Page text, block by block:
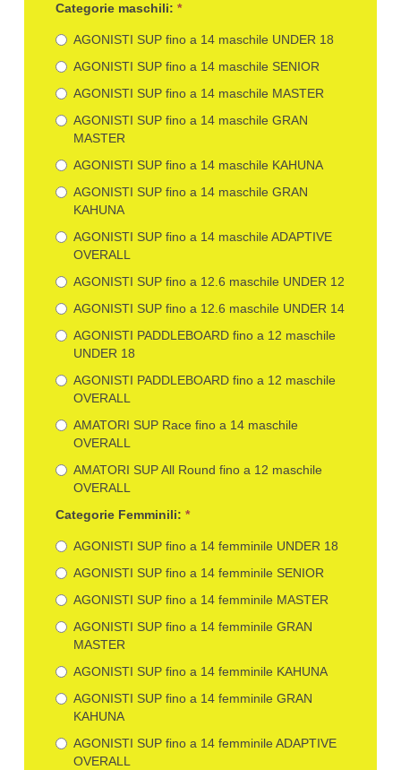
Categorie maschili: *
AGONISTI SUP fino a 14 maschile UNDER 18
AGONISTI SUP fino a 14 maschile SENIOR
AGONISTI SUP fino a 14 maschile MASTER
AGONISTI SUP fino a 14 maschile GRAN
MASTER
AGONISTI SUP fino a 14 maschile KAHUNA
AGONISTI SUP fino a 14 maschile GRAN
KAHUNA
AGONISTI SUP fino a 14 maschile ADAPTIVE
OVERALL
AGONISTI SUP fino a 12.6 maschile UNDER 12
AGONISTI SUP fino a 12.6 maschile UNDER 14
AGONISTI PADDLEBOARD fino a 12 maschile
UNDER 18
AGONISTI PADDLEBOARD fino a 12 maschile
OVERALL
AMATORI SUP Race fino a 14 maschile
OVERALL
AMATORI SUP All Round fino a 12 maschile
OVERALL
Categorie Femminili: *
AGONISTI SUP fino a 14 femminile UNDER 18
AGONISTI SUP fino a 14 femminile SENIOR
AGONISTI SUP fino a 14 femminile MASTER
AGONISTI SUP fino a 14 femminile GRAN
MASTER
AGONISTI SUP fino a 14 femminile KAHUNA
AGONISTI SUP fino a 14 femminile GRAN
KAHUNA
AGONISTI SUP fino a 14 femminile ADAPTIVE
OVERALL